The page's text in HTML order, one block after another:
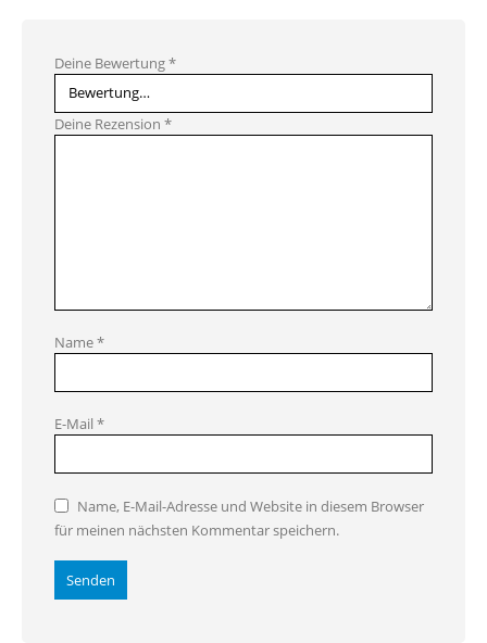
Deine Bewertung*
Deine Rezension *
Name*
E-Mail *
Name, E-Mail-Adresse und Website in diesem Browser
für meinen nächsten Kommentar speichern.